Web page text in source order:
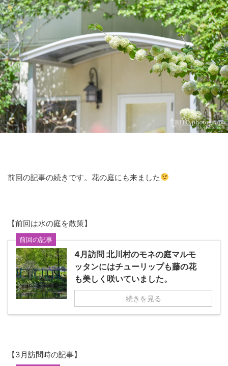
前回の記事の続きです。花の庭にも来ました
【前回は水の庭を散策】
前回の記事
4月訪問 北川村のモネの庭マルモ
ッタンにはチューリップも藤の花
も美しく咲いていました。
続きを見る
【3月訪問時の記事】